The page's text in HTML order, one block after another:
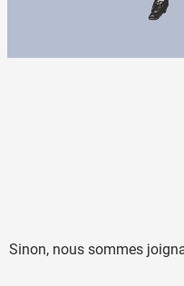
Sinon, nous sommes